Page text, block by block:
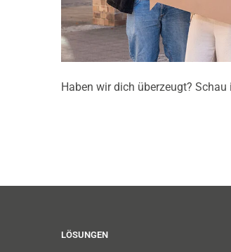
Haben wir dich überzeugt?
LÖSUNGEN